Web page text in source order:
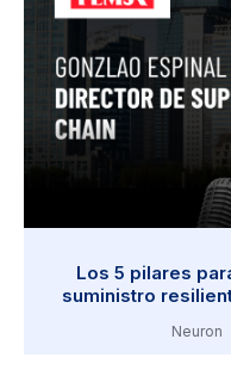
Los 5 pilares
suministro
Neuron